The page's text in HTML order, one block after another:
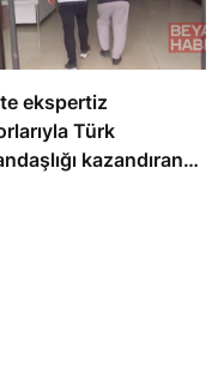
ekspertiz
Türk
kazandıran